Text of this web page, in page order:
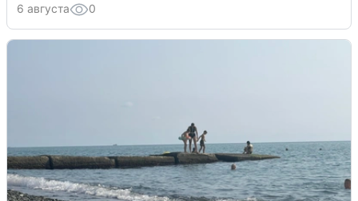
6 августа 0